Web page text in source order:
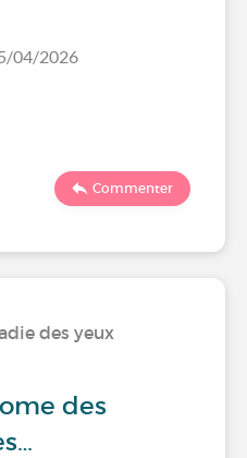
04/2026
Commenter
des yeux
des